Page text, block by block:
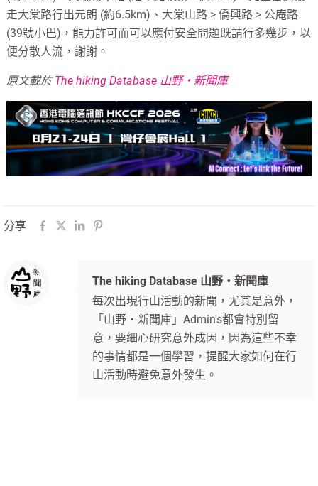
走大棠路行出元朗 (約6.5km)、大棠山路 > 僑興路 > 公庵路
(39號小巴)，能力許可而可以應付安全問題既請行多幾步，以
便分散人流，謝謝。
原文載於The hiking Database 山野‧新聞庫
分享
The hiking Database 山野‧新聞庫
每次出現行山活動的新聞，尤其是意外，
「山野‧新聞庫」Admin's都會特別留
意，要細心研究意外成因，因為這些不幸
的事情都是一個學習，提醒大家如何在行
山活動時避免意外發生。